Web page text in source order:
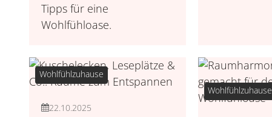
Tipps für eine
Wohlfühloase.
Wohlfühlzuhause
22.10.2025
Wohlfühlzuhause